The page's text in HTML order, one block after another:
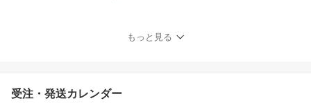
もっと見る
受注・発送カレンダー